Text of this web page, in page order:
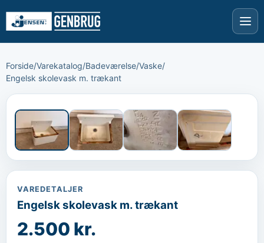
Forside/Varekatalog/Badeværelse/Vaske/
Engelsk skolevask m. trækant
VAREDETALJER
Engelsk skolevask m. trækant
2.500 kr.